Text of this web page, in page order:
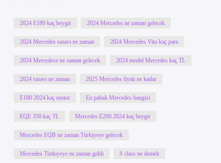
2024 E180 kaç beygir 2024 Mercedes ne zaman gelecek
2024 Mercedes sınavı ne zaman 2024 Mercedes Vito kaç para
2024 Mercedese ne zaman gelecek 2024 model Mercedes kaç TL
2024 sınavı ne zaman 2025 Mercedes fiyatı ne kadar
E180 2024 kaç motor En pahalı Mercedes hangisi
EQE 350 kaç TL Mercedes E200 2024 kaç beygir
Mercedes EQB ne zaman Türkiyeye gelecek
Mercedes Türkiyeye ne zaman geldi S class ne demek